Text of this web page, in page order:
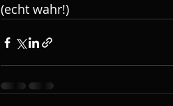
(echt wahr!)